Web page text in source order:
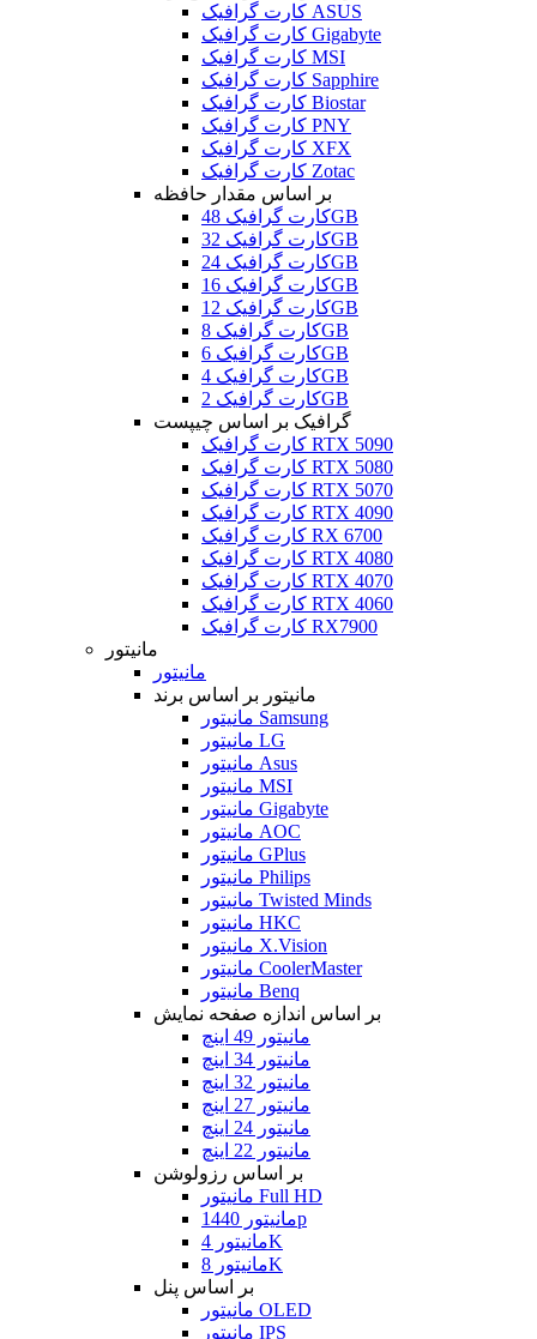
کارت گرافیک ASUS
کارت گرافیک Gigabyte
کارت گرافیک MSI
کارت گرافیک Sapphire
کارت گرافیک Biostar
کارت گرافیک PNY
کارت گرافیک XFX
کارت گرافیک Zotac
بر اساس مقدار حافظه
کارت گرافیک 48GB
کارت گرافیک 32GB
کارت گرافیک 24GB
کارت گرافیک 16GB
کارت گرافیک 12GB
کارت گرافیک 8GB
کارت گرافیک 6GB
کارت گرافیک 4GB
کارت گرافیک 2GB
گرافیک بر اساس چیپست
کارت گرافیک RTX 5090
کارت گرافیک RTX 5080
کارت گرافیک RTX 5070
کارت گرافیک RTX 4090
کارت گرافیک RX 6700
کارت گرافیک RTX 4080
کارت گرافیک RTX 4070
کارت گرافیک RTX 4060
کارت گرافیک RX7900
مانیتور
مانیتور
مانیتور بر اساس برند
مانیتور Samsung
مانیتور LG
مانیتور Asus
مانیتور MSI
مانیتور Gigabyte
مانیتور AOC
مانیتور GPlus
مانیتور Philips
مانیتور Twisted Minds
مانیتور HKC
مانیتور X.Vision
مانیتور CoolerMaster
مانیتور Benq
بر اساس اندازه صفحه نمایش
مانیتور 49 اینچ
مانیتور 34 اینچ
مانیتور 32 اینچ
مانیتور 27 اینچ
مانیتور 24 اینچ
مانیتور 22 اینچ
بر اساس رزولوشن
مانیتور Full HD
مانیتور 1440p
مانیتور 4K
مانیتور 8K
بر اساس پنل
مانیتور OLED
مانیتور IPS